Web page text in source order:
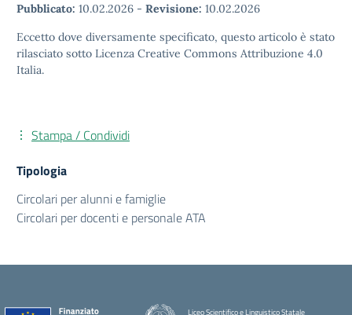
Pubblicato: 10.02.2026 - Revisione: 10.02.2026
Eccetto dove diversamente specificato, questo articolo è stato
rilasciato sotto Licenza Creative Commons Attribuzione 4.0
Italia.
Stampa / Condividi
Tipologia
Circolari per alunni e famiglie
Circolari per docenti e personale ATA
Liceo Scientifico e Linguistico Statale